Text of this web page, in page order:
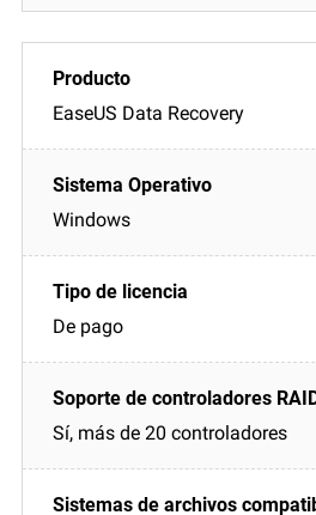
EaseUS Data Recovery
Windows
De pago
Sí, más de 20 controladores